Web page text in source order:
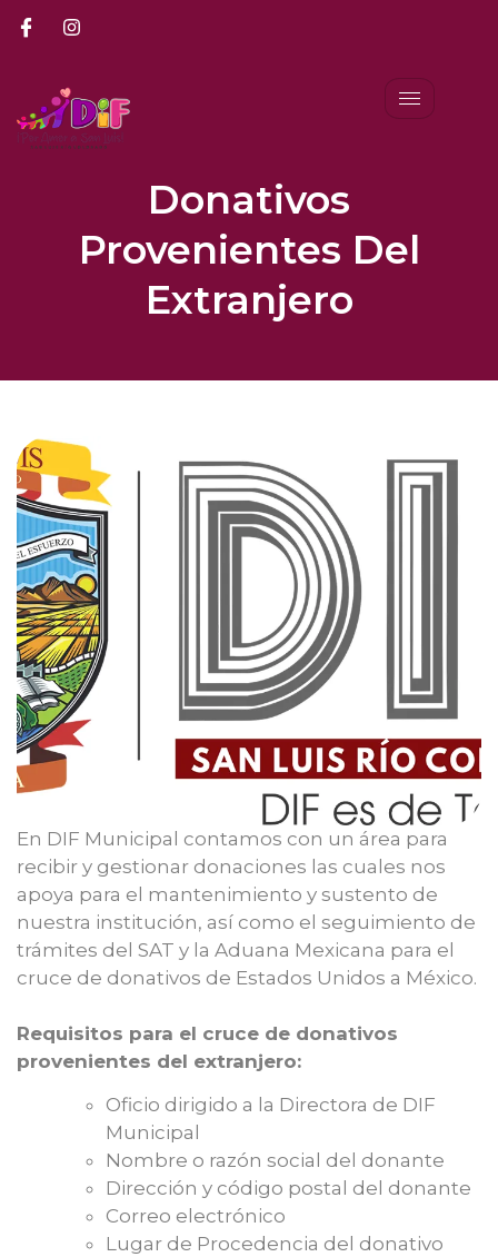
Donativos
Provenientes Del
Extranjero
En DIF Municipal contamos con un área para
recibir y gestionar donaciones las cuales nos
apoya para el mantenimiento y sustento de
nuestra institución, así como el seguimiento de
trámites del SAT y la Aduana Mexicana para el
cruce de donativos de Estados Unidos a México.
Requisitos para el cruce de donativos
provenientes del extranjero:
Oficio dirigido a la Directora de DIF
Municipal
Nombre o razón social del donante
Dirección y código postal del donante
Correo electrónico
Lugar de Procedencia del donativo